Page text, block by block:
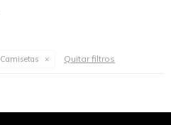
Camisetas Quitar filtros